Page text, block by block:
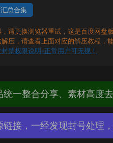
汇总合集
更换浏览器重试，这是百度网盘版
压，请查看上面对应的解压教程，
禁权限说明-正常用户可无视！
一整合分享、素材高度
链接，一经发现封号处理